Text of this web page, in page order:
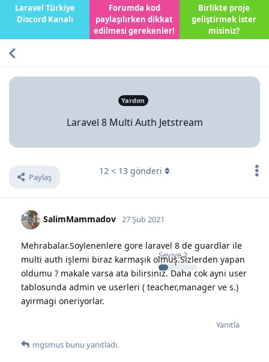
Laravel Türkiye
Discord Kanalı
Forumda kod
paylaşılırken dikkat
edilmesi gerekenler!
Birlikte proje
geliştirmek ister
misiniz?
Yardım
Laravel 8 Multi Auth Jetstream
Paylaş
12 < 13 gönderi
SalimMammadov
Seviye2
27 Şub 2021
Mehrabalar.Soylenenlere gore laravel 8 de guardlar ile
multi auth işlemi biraz karmaşık olmuş.Sizlerden yapan
oldumu ? makale varsa ata bilirsiniz. Daha cok ayni user
tablosunda admin ve userleri ( teacher,manager ve s.)
ayirmagi oneriyorlar.
Yanıtla
mgsmus bunu yanıtladı.